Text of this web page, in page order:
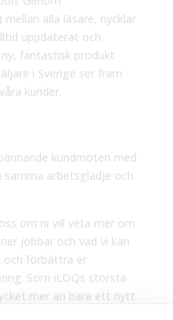
alla läsare, nycklar
uppdaterat och
fantastisk produkt
i Sverige ser fram
kunder.
kundmöten med
arbetsglädje och
om ni vill veta mer om
jobbar och vad vi kan
och förbättra er
Som iLOQs största
mer än bara ett nytt